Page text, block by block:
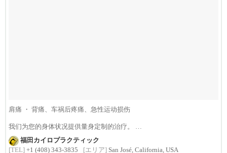
肩痛 ・ 背痛、车祸后疼痛、急性运动损伤
我们为您的身体状况提供量身定制的治疗。
"我们在...
福田カイロプラクティック
[TEL] +1 (408) 343-3835 [エリア] San José, California, USA